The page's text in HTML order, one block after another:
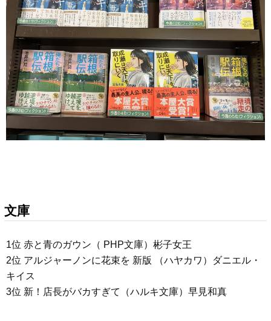
文庫
1位 赤と青のガウン（ PHP文庫）彬子女王
2位 アルジャーノンに花束を 新版 （ハヤカワ）ダニエル・
キイス
3位 新！店長がバカすぎて（ハルキ文庫）早見和真